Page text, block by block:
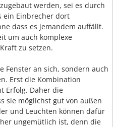
werden, sei es durch
ein Einbrecher dort
dass es jemandem auffällt.
um auch komplexe
zu setzen.
Fenster an sich, sondern auch
Erst die Kombination
Erfolg. Daher die
sie möglichst gut von außen
und Leuchten können dafür
ungemütlich ist, denn die